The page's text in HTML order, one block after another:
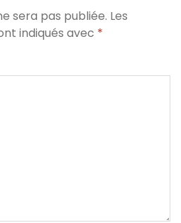
sera pas publiée. Les
indiqués avec *